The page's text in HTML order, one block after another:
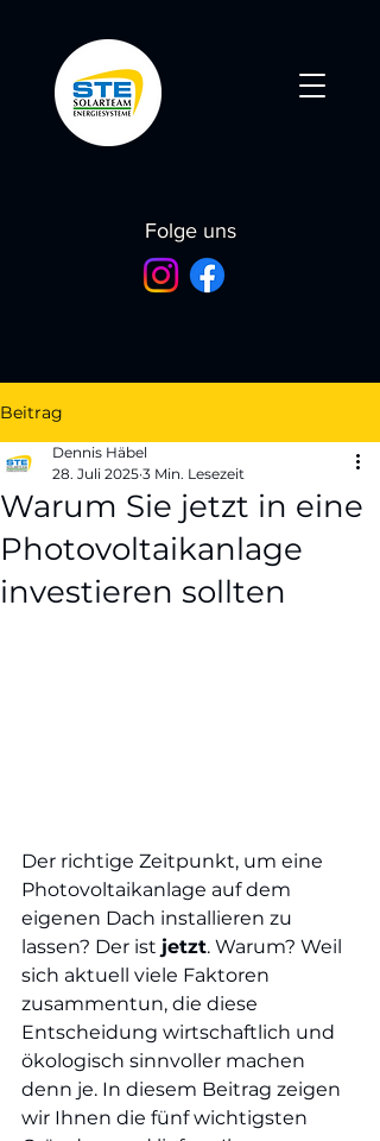
Folge uns
Beitrag
Warum Sie jetzt in eine
Photovoltaikanlage
investieren sollten
Dennis Häbel
28. Juli 2025 3 Min. Lesezeit
Der richtige Zeitpunkt, um eine
Photovoltaikanlage auf dem
eigenen Dach installieren zu
lassen? Der ist jetzt. Warum? Weil
sich aktuell viele Faktoren
zusammentun, die diese
Entscheidung wirtschaftlich und
ökologisch sinnvoller machen
denn je. In diesem Beitrag zeigen
wir Ihnen die fünf wichtigsten